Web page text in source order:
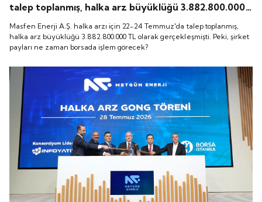
talep toplanmış, halka arz büyüklüğü 3.882.800.000
TL olarak gerçekleşmişti. Peki, şirket payları ne
zaman borsada işlem görecek?
Masfen Enerji A.Ş. halka arzı için 22-24 Temmuz'da talep toplanmış,
halka arz büyüklüğü 3.882.800.000 TL olarak gerçekleşmişti. Peki, şirket
payları ne zaman borsada işlem görecek?